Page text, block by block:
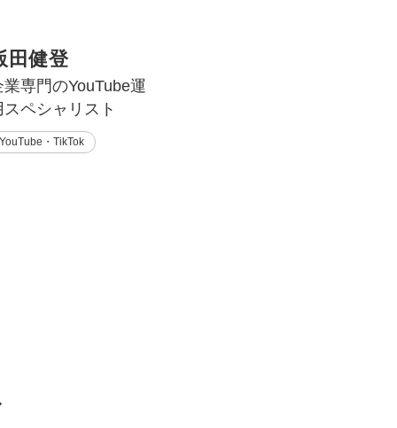
田健登
業専門のYouTube運
スペシャリスト
YouTube・TikTok